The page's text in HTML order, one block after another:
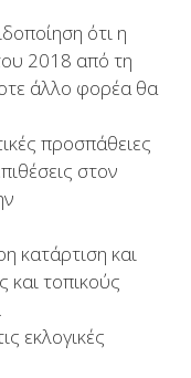
ότι η
2018 από τη
άλλο φορέα θα
προσπάθειες
στον
κατάρτιση και
και τοπικούς
εκλογικές